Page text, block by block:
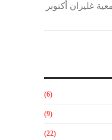
غليزان أكتوبر
(6)
(9)
(22)